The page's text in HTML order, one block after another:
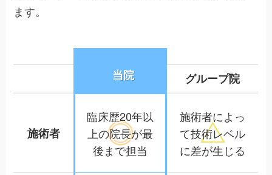
ます。
当院 グループ院
施術者
臨床歴20年以
上の院長が最
後まで担当
施術者によっ
て技術レベル
に差が生じる